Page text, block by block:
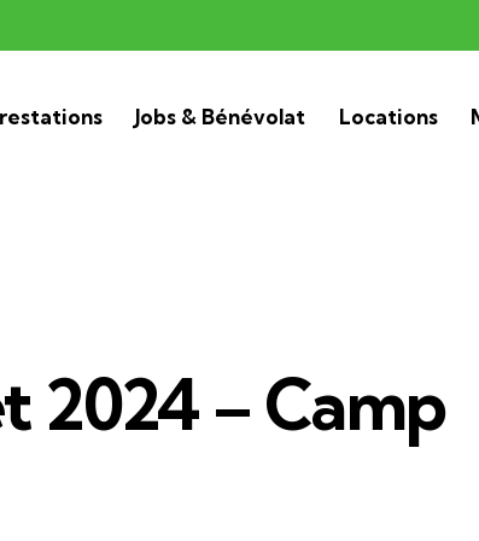
Jobs & Bénévolat Locations
2024 – Camp